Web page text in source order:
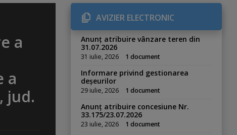
a
a
jud.
AVIZIER ELECTRONIC
Anunț atribuire vânzare teren din
31.07.2026
31 iulie, 2026 1 document
Informare privind gestionarea
deșeurilor
29 iulie, 2026 1 document
Anunț atribuire concesiune Nr.
33.175/23.07.2026
23 iulie, 2026 1 document